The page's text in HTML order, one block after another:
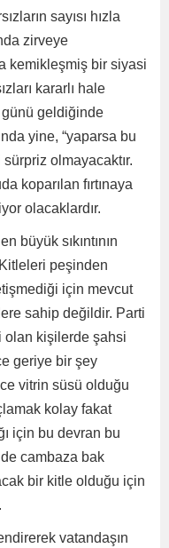
sayısı hızla
zirveye
kemikleşmiş bir siyasi
kararlı hale
günü geldiğinde
yine, “yaparsa bu
olmayacaktır.
koparılan fırtınaya
olacaklardır.
büyük sıkıntının
peşinden
için mevcut
sahip değildir. Parti
olan kişilerde şahsi
geriye bir şey
vitrin süsü olduğu
kolay fakat
için bu devran bu
cambaza bak
bir kitle olduğu için
vatandaşın